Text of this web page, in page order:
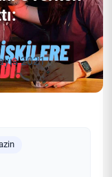
2021